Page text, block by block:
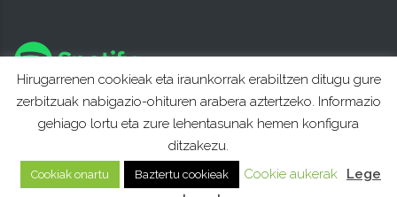
Hirugarrenen cookieak eta iraunkorrak erabiltzen ditugu gure
zerbitzuak nabigazio-ohituren arabera aztertzeko. Informazio
gehiago lortu eta zure lehentasunak hemen konfigura
ditzakezu.
Cookiak onartu Baztertu cookieak Cookie aukerak
Lege